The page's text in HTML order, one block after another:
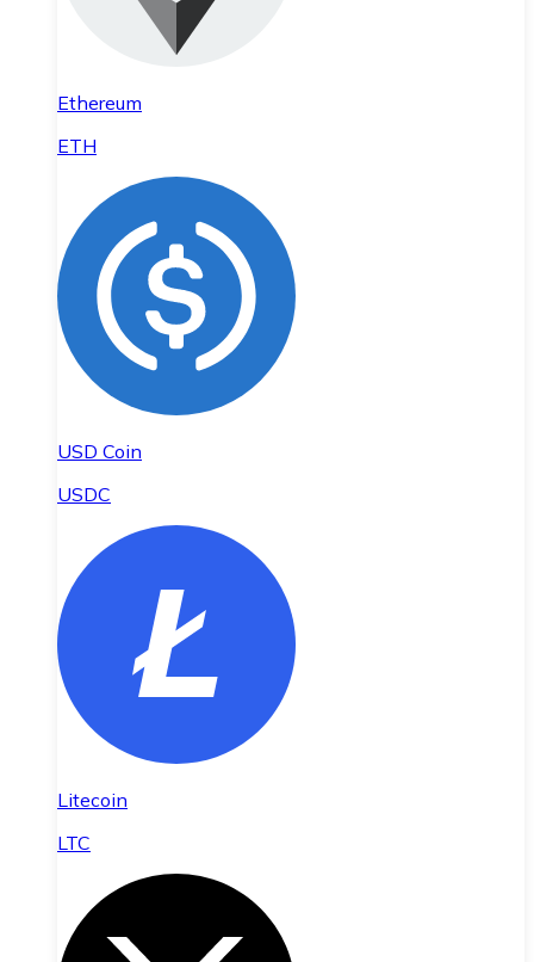
Ethereum
ETH
USD Coin
USDC
Litecoin
LTC